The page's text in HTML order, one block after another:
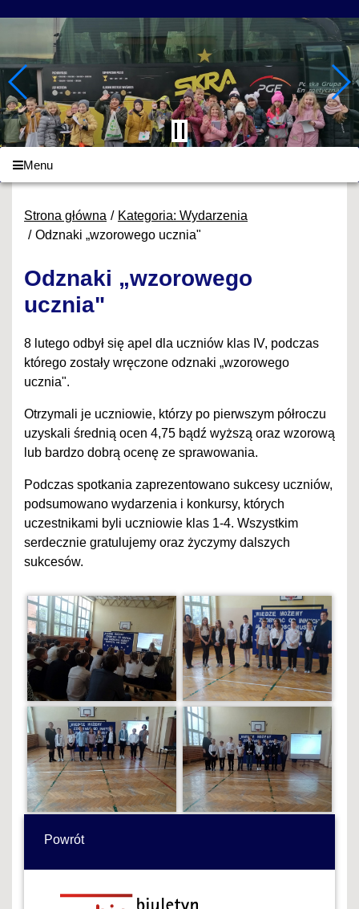
Menu
Strona główna
Kategoria: Wydarzenia
Odznaki „wzorowego ucznia"
Odznaki „wzorowego
ucznia"
8 lutego odbył się apel dla uczniów klas IV, podczas
którego zostały wręczone odznaki „wzorowego
ucznia".
Otrzymali je uczniowie, którzy po pierwszym półroczu
uzyskali średnią ocen 4,75 bądź wyższą oraz wzorową
lub bardzo dobrą ocenę ze sprawowania.
Podczas spotkania zaprezentowano sukcesy uczniów,
podsumowano wydarzenia i konkursy, których
uczestnikami byli uczniowie klas 1-4. Wszystkim
serdecznie gratulujemy oraz życzymy dalszych
sukcesów.
Powrót